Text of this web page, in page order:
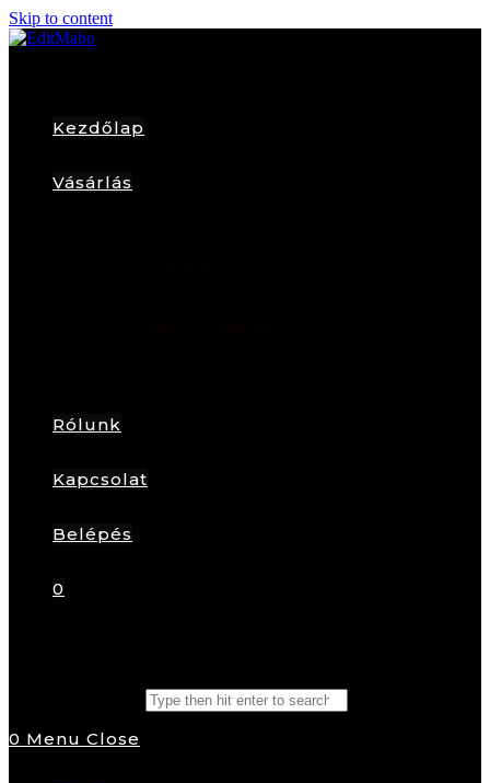
Skip to content
Kezdőlap
Vásárlás
Rólunk
Kapcsolat
Belépés
0
0 Menu Close